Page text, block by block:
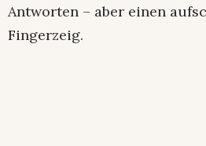
Antworten – aber einen
Fingerzeig.